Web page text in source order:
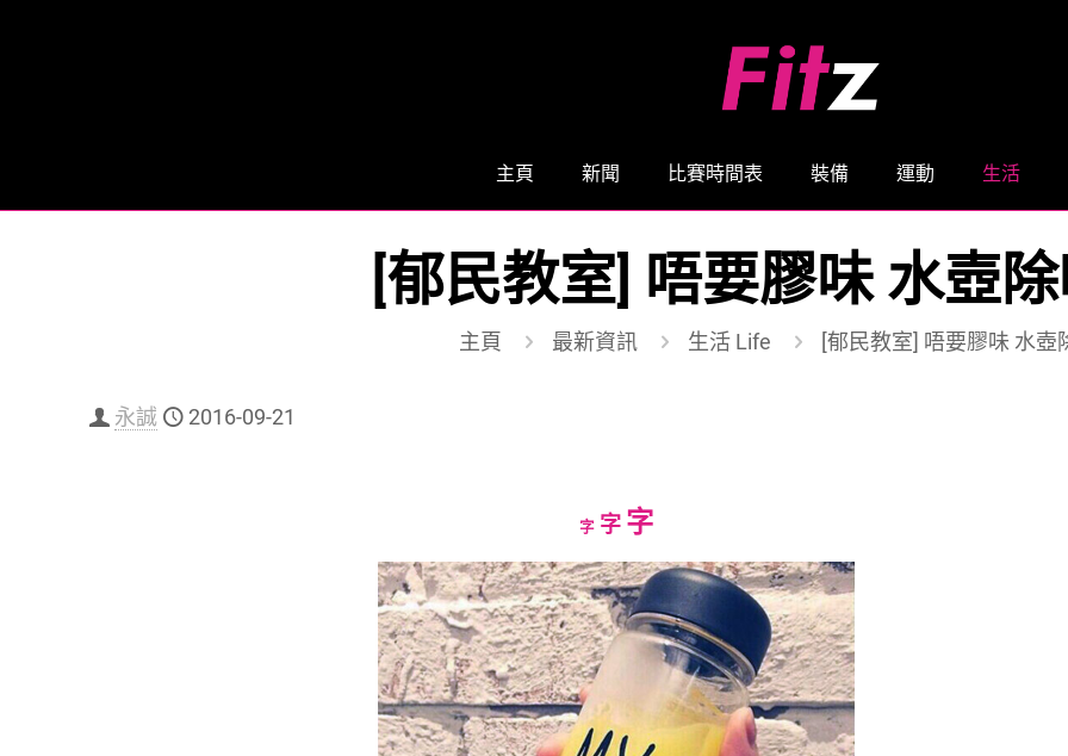
主頁 新聞 比賽時間表 裝備 運動 生活
[郁民教室] 唔要膠味 水壺
主頁 最新資訊 生活 Life [郁民教室] 唔要膠味 水壺
永誠 2016-09-21
字Decrease
size.
字Reset
size.
字Increase
font
size.